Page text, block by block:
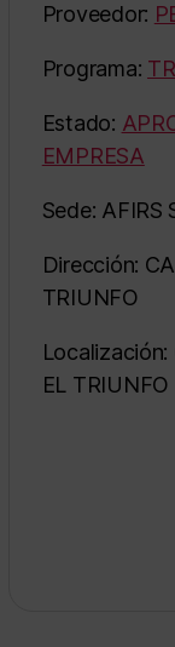
Proveedor:
Programa:
Estado:
EMPRESA
Sede: AFIRS
Dirección:
TRIUNFO
EL TRIUNFO